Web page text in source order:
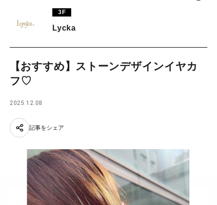
PARCOメンバーズ
3F
Lycka
【おすすめ】ストーンデザインイヤカ
フ♡
2025.12.08
記事をシェア